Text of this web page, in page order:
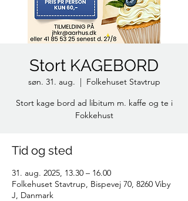
Stort KAGEBORD
søn. 31. aug.
  |
Folkehuset Stavtrup
Stort kage bord ad libitum m. kaffe og te i
Fokkehust
Tid og sted
31. aug. 2025, 13.30 – 16.00
Folkehuset Stavtrup, Bispevej 70, 8260 Viby
J, Danmark